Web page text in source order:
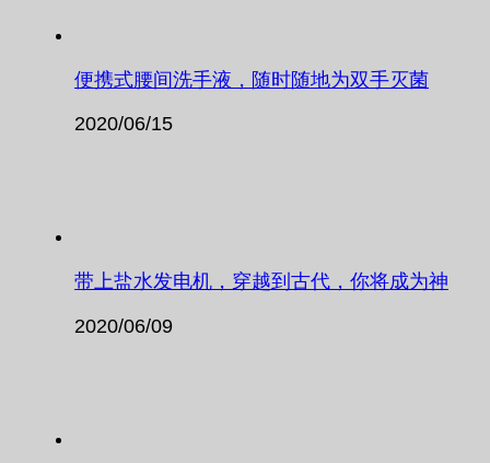
便携式腰间洗手液，随时随地为双手灭菌
2020/06/15
带上盐水发电机，穿越到古代，你将成为神
2020/06/09